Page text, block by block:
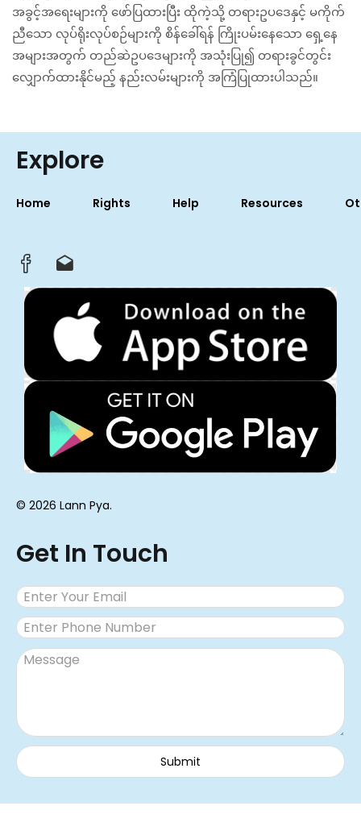
အခွင့်အရေးများကို ဖော်ပြထားပြီး ထိုကဲ့သို့ တရားဥပဒေနှင့် မကိုက်
ညီသော လုပ်ရိုးလုပ်စဉ်များကို စိန်ခေါ်ရန် ကြိုးပမ်းနေသော ရှေ့နေ
အများအတွက် တည်ဆဲဥပဒေများကို အသုံးပြု၍ တရားခွင်တွင်း
လျှောက်ထားနိုင်မည့် နည်းလမ်းများကို အကြံပြုထားပါသည်။
Explore
Home Rights Help Resources
© 2026 Lann Pya.
Get In Touch